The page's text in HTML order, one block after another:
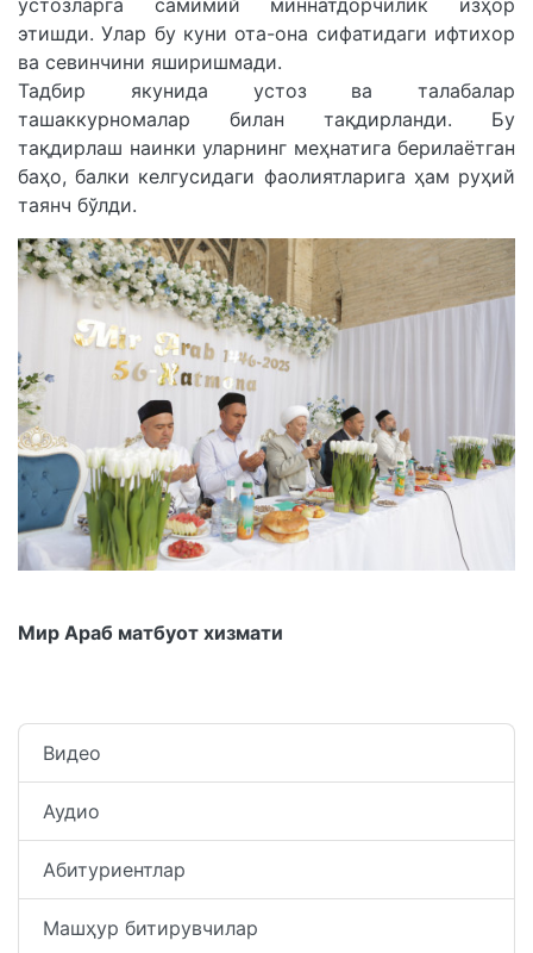
этишди. Улар бу куни ота-она сифатидаги ифтихор
ва севинчини яширишмади.
Тадбир якунида устоз ва талабалар
ташаккурномалар билан тақдирланди. Бу
тақдирлаш наинки уларнинг меҳнатига берилаётган
баҳо, балки келгусидаги фаолиятларига ҳам руҳий
таянч бўлди.
Мир Араб матбуот хизмати
Видео
Аудио
Абитуриентлар
Машҳур битирувчилар